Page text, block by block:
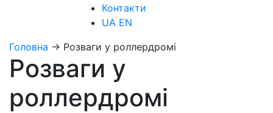
Контакти
UA EN
Головна → Розваги у роллердромі
Розваги у
роллердромі